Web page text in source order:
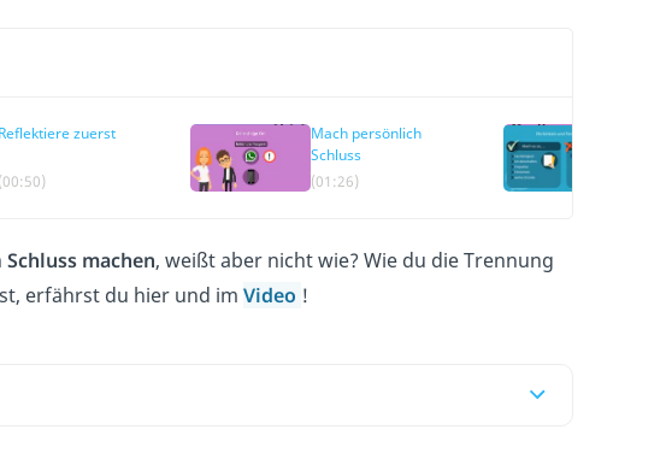
Reflektiere zuerst
(00:50)
Mach persönlich
Schluss
(01:26)
Schluss machen, weißt aber nicht wie? Wie du die Trennung
erfährst du hier und im Video !